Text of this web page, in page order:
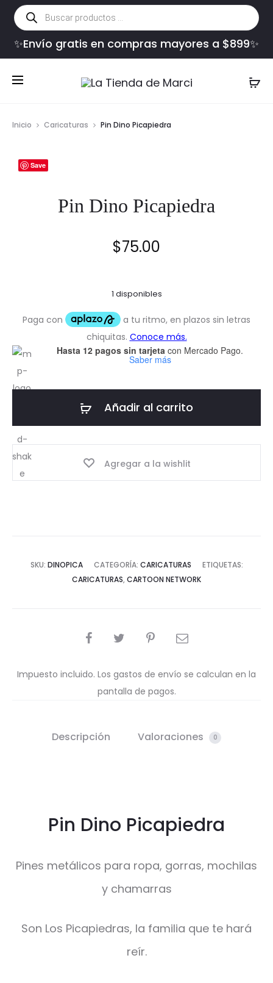
Búsqueda
de
productos
✨Envío gratis en compras mayores a $899✨
Inicio Caricaturas Pin Dino Picapiedra
Save
Pin Dino Picapiedra
$75.00
1 disponibles
Hasta 12 pagos sin tarjeta con Mercado Pago.
Saber más
Añadir al carrito
Agregar a la wishlit
SKU: DINOPICA CATEGORÍA: CARICATURAS
ETIQUETAS:
CARICATURAS, CARTOON NETWORK
COMPARTIR
Impuesto incluido. Los gastos de envío se calculan en la
pantalla de pagos.
Descripción Valoraciones 0
Pin Dino Picapiedra
Pines metálicos para ropa, gorras, mochilas
y chamarras
Son Los Picapiedras, la familia que te hará
reír.